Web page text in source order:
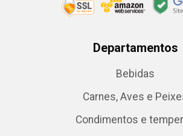
Departamentos
Bebidas
Carnes, Aves e
Condimentos e